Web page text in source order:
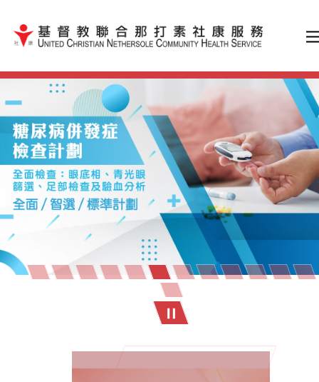
跳到內容（按輸入鍵）